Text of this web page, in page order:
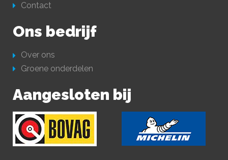
Contact
Ons bedrijf
Over ons
Groene onderdelen
Aangesloten bij